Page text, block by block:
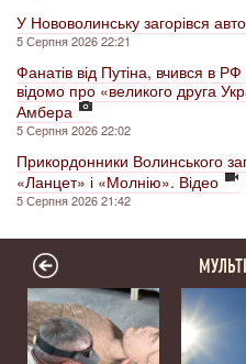
У Нововолинську загорівся
5 Серпня 2026 22:21
Фанатів від Путіна, вчився в
відомо про «великого друга
Амбера
5 Серпня 2026 22:02
Прикордонники Волинського
«Ланцет» і «Молнію». Відео
5 Серпня 2026 21:42